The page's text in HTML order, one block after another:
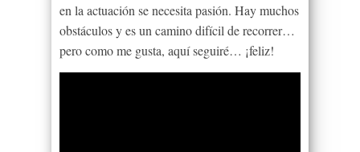
en la actuación se necesita pasión. Hay muchos
obstáculos y es un camino difícil de recorrer…
pero como me gusta, aquí seguiré… ¡feliz!